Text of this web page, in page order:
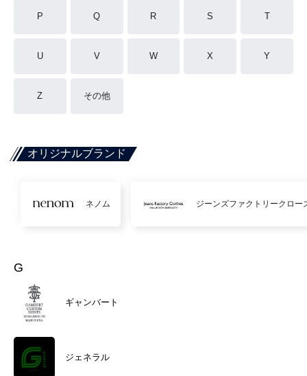
P Q R S T
U V W X Y
Z その他
オリジナルブランド
ネノム ジーンズファクトリークロー
G
ギャンバート
ジェネラル